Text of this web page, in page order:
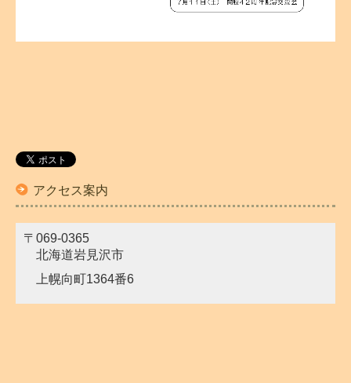
アクセス案内
〒069-0365
北海道岩見沢市
上幌向町1364番6